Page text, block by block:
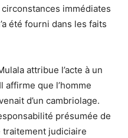
immédiates
été fourni dans les faits
attribue l’acte à un
affirme que l’homme
d’un cambriolage.
présumée de
traitement judiciaire